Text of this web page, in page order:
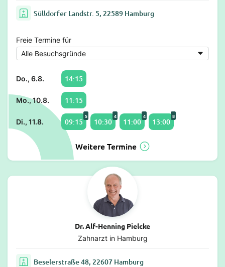
Sülldorfer Landstr. 5, 22589 Hamburg
Freie Termine für
Do., 6.8. 14:15
Mo., 10.8. 11:15
Di., 11.8. 09:15
5
10:30
4
11:00
4
13:00
8
Weitere Termine
Dr. Alf-Henning Pielcke
Zahnarzt in Hamburg
Beselerstraße 48, 22607 Hamburg